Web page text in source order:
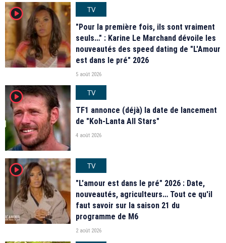
player2
TV
"Pour la première fois, ils sont vraiment
seuls…" : Karine Le Marchand dévoile les
nouveautés des speed dating de "L'Amour
est dans le pré" 2026
5 août 2026
player2
TV
TF1 annonce (déjà) la date de lancement
de "Koh-Lanta All Stars"
4 août 2026
player2
TV
"L'amour est dans le pré" 2026 : Date,
nouveautés, agriculteurs… Tout ce qu'il
faut savoir sur la saison 21 du
programme de M6
2 août 2026